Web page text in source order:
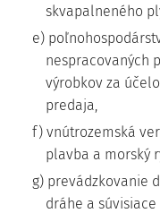
skvapalneného
e)
nespracovaných
výrobkov za
predaja,
f) vnútrozemská
plavba a morský
g) prevádzkovanie
dráhe a